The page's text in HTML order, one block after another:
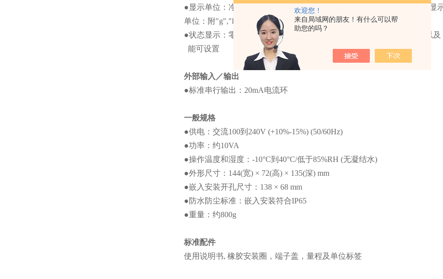
欢迎您！
来自局域网的朋友！有什么可以帮
助您的吗？
●显示单位：净重 (GROSS)按键转换
显
单位：附"g","kg", "t"单位标签
●状态显示：零点 ZERO,稳定STABLE, 以及
能可设置
外部输入／输出
●标准串行输出： 20mA电流环
一般规格
●供电：交流100到 240V (+10%-15%) (50/60Hz)
●功率：约10VA
●操作温度和湿度： -10°C到 40°C/低于85%RH (无凝结水)
●外形尺寸： 144(宽) × 72(高) × 135(深) mm
●嵌入安装开孔尺寸： 138 × 68 mm
●防水防尘标准：嵌入安装符合IP65
●重量：约800g
标准配件
使用说明书, 橡胶安装圈，端子盖，量程及单位标签